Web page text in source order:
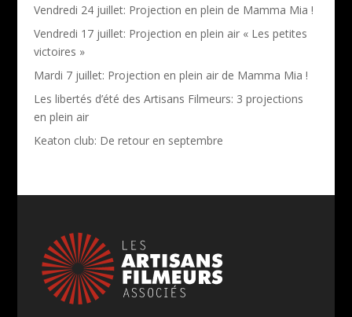
Vendredi 24 juillet: Projection en plein de Mamma Mia !
Vendredi 17 juillet: Projection en plein air « Les petites
victoires »
Mardi 7 juillet: Projection en plein air de Mamma Mia !
Les libertés d’été des Artisans Filmeurs: 3 projections
en plein air
Keaton club: De retour en septembre